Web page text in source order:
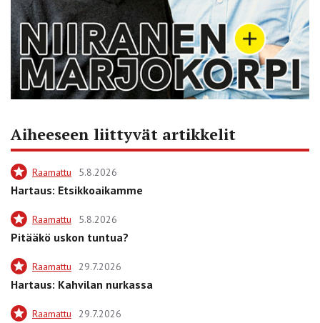
Aiheeseen liittyvät artikkelit
Raamattu 5.8.2026
Hartaus: Etsikkoaikamme
Raamattu 5.8.2026
Pitääkö uskon tuntua?
Raamattu 29.7.2026
Hartaus: Kahvilan nurkassa
Raamattu 29.7.2026